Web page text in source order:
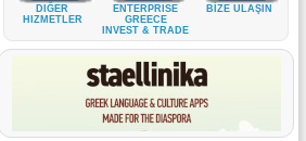
DIĞER
HIZMETLER
ENTERPRISE
GREECE
INVEST & TRADE
BİZE ULAŞIN